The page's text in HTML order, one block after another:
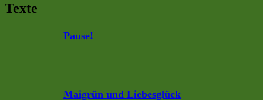
Texte
Pause!
Maigrün und Liebesglück